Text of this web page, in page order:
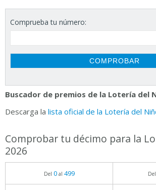
Comprueba tu número:
Buscador de premios de la Lotería del
Descarga la lista oficial de la Lotería del
Comprobar tu décimo para la
2026
Del 0al 499 Del